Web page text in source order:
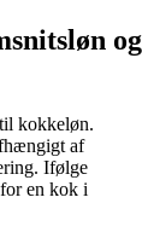
og
kokkeløn.
af
Ifølge
en kok i